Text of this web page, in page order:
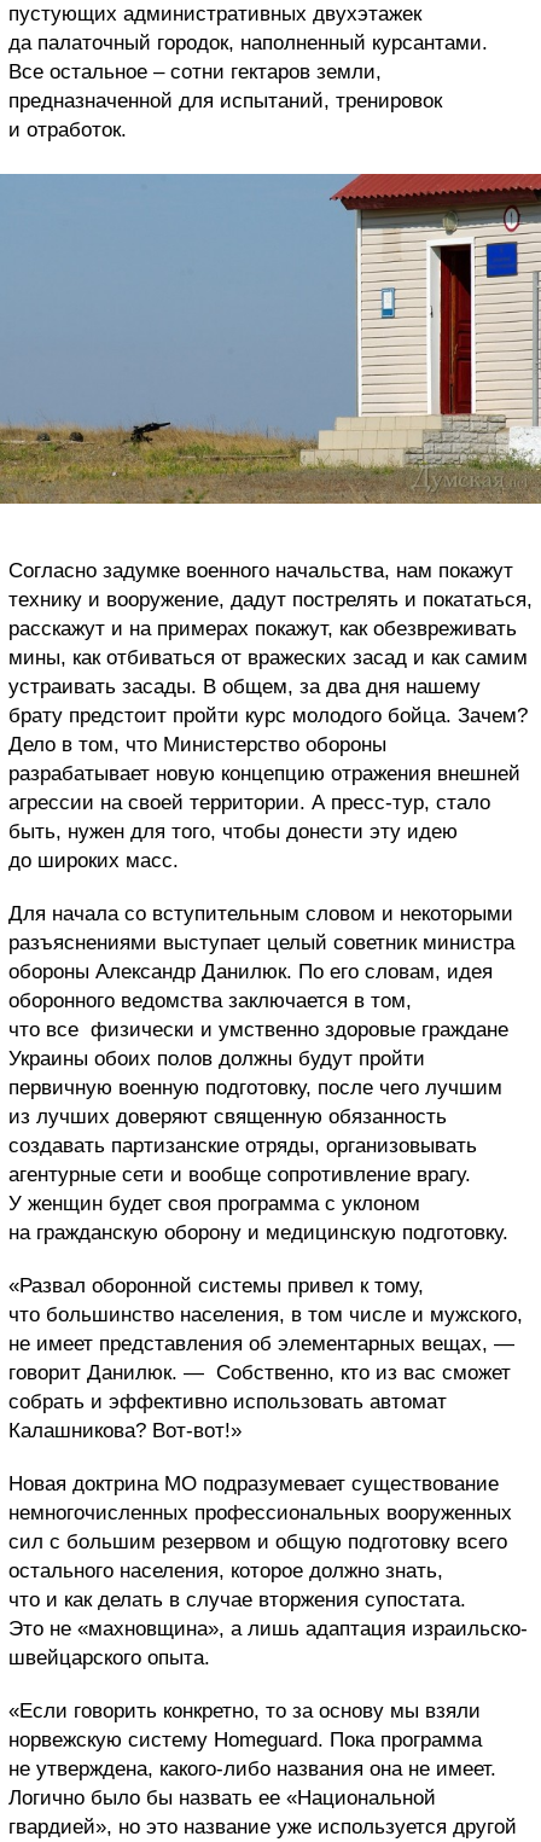
пустующих административных двухэтажек
да палаточный городок, наполненный курсантами.
Все остальное – сотни гектаров земли,
предназначенной для испытаний, тренировок
и отработок.
Согласно задумке военного начальства, нам покажут
технику и вооружение, дадут пострелять и покататься,
расскажут и на примерах покажут, как обезвреживать
мины, как отбиваться от вражеских засад и как самим
устраивать засады. В общем, за два дня нашему
брату предстоит пройти курс молодого бойца. Зачем?
Дело в том, что Министерство обороны
разрабатывает новую концепцию отражения внешней
агрессии на своей территории. А пресс-тур, стало
быть, нужен для того, чтобы донести эту идею
до широких масс.
Для начала со вступительным словом и некоторыми
разъяснениями выступает целый советник министра
обороны Александр Данилюк. По его словам, идея
оборонного ведомства заключается в том,
что все физически и умственно здоровые граждане
Украины обоих полов должны будут пройти
первичную военную подготовку, после чего лучшим
из лучших доверяют священную обязанность
создавать партизанские отряды, организовывать
агентурные сети и вообще сопротивление врагу.
У женщин будет своя программа с уклоном
на гражданскую оборону и медицинскую подготовку.
«Развал оборонной системы привел к тому,
что большинство населения, в том числе и мужского,
не имеет представления об элементарных вещах, —
говорит Данилюк. — Собственно, кто из вас сможет
собрать и эффективно использовать автомат
Калашникова? Вот-вот!»
Новая доктрина МО подразумевает существование
немногочисленных профессиональных вооруженных
сил с большим резервом и общую подготовку всего
остального населения, которое должно знать,
что и как делать в случае вторжения супостата.
Это не «махновщина», а лишь адаптация израильско-
швейцарского опыта.
«Если говорить конкретно, то за основу мы взяли
норвежскую систему Homeguard. Пока программа
не утверждена, какого-либо названия она не имеет.
Логично было бы назвать ее «Национальной
гвардией», но это название уже используется другой